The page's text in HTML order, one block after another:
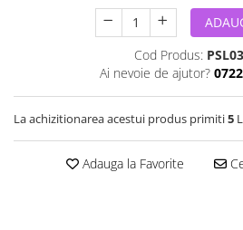
Cod Produs:
Ai nevoie de ajutor?
La achizitionarea acestui produs primiti5
Adauga la Favorite